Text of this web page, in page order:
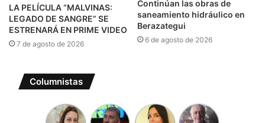
LA PELÍCULA “MALVINAS:
LEGADO DE SANGRE” SE
ESTRENARÁ EN PRIME VIDEO
7 de agosto de 2026
Continúan las obras de
saneamiento hidráulico en
Berazategui
6 de agosto de 2026
Columnistas